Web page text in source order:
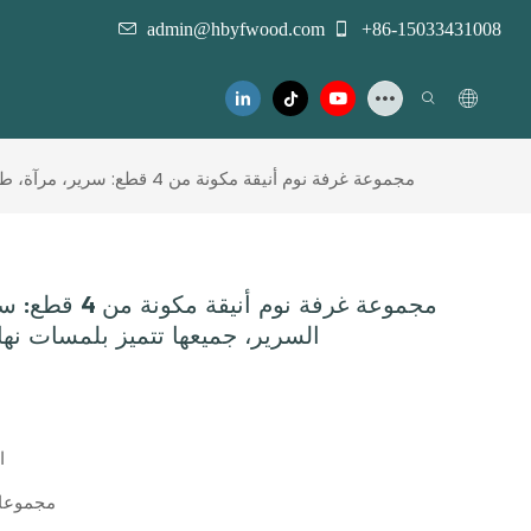
admin@hbyfwood.com +86-15033431008
مجموعة غرفة نوم أنيقة مكونة من 4 قطع: سرير، مرآة، طاولة بجانب السرير، جميعها تتميز بلمسات نهائية أنيقة وتفاصيل دقيقة
مجموعة غرفة
السرير، جميعها تتميز بلمسات
10